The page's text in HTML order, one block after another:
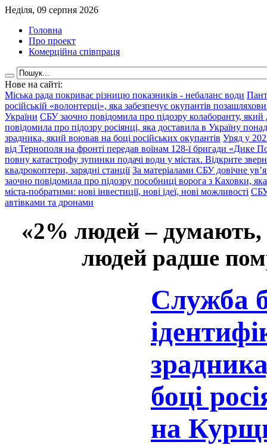
Неділя, 09 серпня 2026
Головна
Про проект
Комерційна співпраця
Нове на сайті:
Міська рада покриває різницю показників - небаланс води
російській «волонтерці», яка забезпечує окупантів
України СБУ заочно повідомила про підозру колаборанту,
повідомила про підозру росіянці, яка доставила в Україну
зрадника, який воював на боці російських окупантів Уряд у
від Тернополя на фронті передав воїнам 128-ї бригади «Дике
повну катастрофу зупинки подачі води у містах. Відкрите
квадрокоптери, зарядні станції За матеріалами СБУ довічне
заочно повідомила про підозру пособниці ворога з Каховки,
міста-побратими: нові інвестиції, нові ідеї, нові можливості СБУ
автівками та дронами
«2% людей –
людей радше
Служба
боці
на